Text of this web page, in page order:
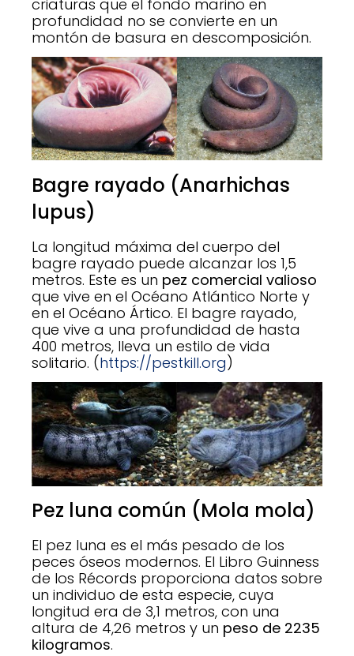
criaturas que el fondo marino en
profundidad no se convierte en un
montón de basura en descomposición.
Bagre rayado (Anarhichas
lupus)
La longitud máxima del cuerpo del
bagre rayado puede alcanzar los 1,5
metros. Este es un pez comercial valioso
que vive en el Océano Atlántico Norte y
en el Océano Ártico. El bagre rayado,
que vive a una profundidad de hasta
400 metros, lleva un estilo de vida
solitario. (https://pestkill.org)
Pez luna común (Mola mola)
El pez luna es el más pesado de los
peces óseos modernos. El Libro Guinness
de los Récords proporciona datos sobre
un individuo de esta especie, cuya
longitud era de 3,1 metros, con una
altura de 4,26 metros y un peso de 2235
kilogramos.